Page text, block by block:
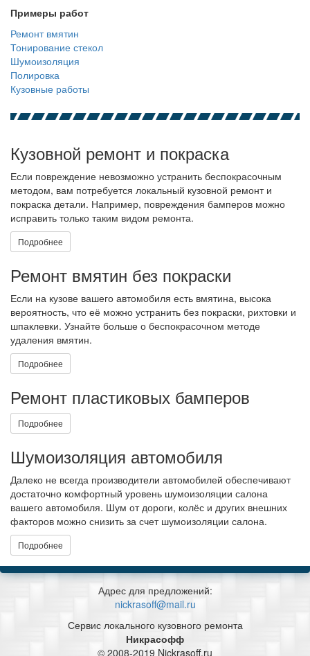
Примеры работ
Ремонт вмятин
Тонирование стекол
Шумоизоляция
Полировка
Кузовные работы
Кузовной ремонт и покраска
Если повреждение невозможно устранить беспокрасочным
методом, вам потребуется локальный кузовной ремонт и
покраска детали. Например, повреждения бамперов можно
исправить только таким видом ремонта.
Подробнее
Ремонт вмятин без покраски
Если на кузове вашего автомобиля есть вмятина, высока
вероятность, что её можно устранить без покраски, рихтовки и
шпаклевки. Узнайте больше о беспокрасочном методе
удаления вмятин.
Подробнее
Ремонт пластиковых бамперов
Подробнее
Шумоизоляция автомобиля
Далеко не всегда производители автомобилей обеспечивают
достаточно комфортный уровень шумоизоляции салона
вашего автомобиля. Шум от дороги, колёс и других внешних
факторов можно снизить за счет шумоизоляции салона.
Подробнее
Адрес для предложений:
nickrasoff@mail.ru
Сервис локального кузовного ремонта
Никрасофф
© 2008-2019 Nickrasoff.ru